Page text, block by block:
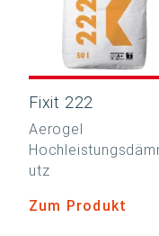
Fixit 222
Aerogel
utz
Zum Produkt